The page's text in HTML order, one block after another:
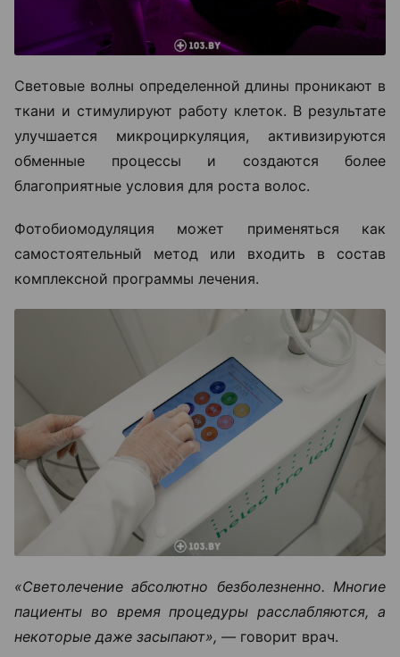
Световые волны определенной длины проникают в
ткани и стимулируют работу клеток. В результате
улучшается микроциркуляция, активизируются
обменные процессы и создаются более
благоприятные условия для роста волос.
Фотобиомодуляция может применяться как
самостоятельный метод или входить в состав
комплексной программы лечения.
«Светолечение абсолютно безболезненно. Многие
пациенты во время процедуры расслабляются, а
некоторые даже засыпают», — говорит врач.